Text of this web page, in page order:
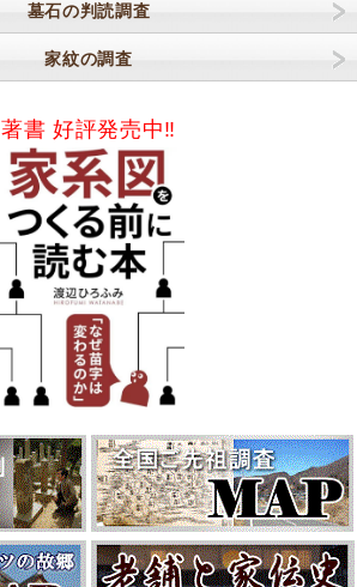
墓石の判読調査
家紋の調査
著書 好評発売中‼